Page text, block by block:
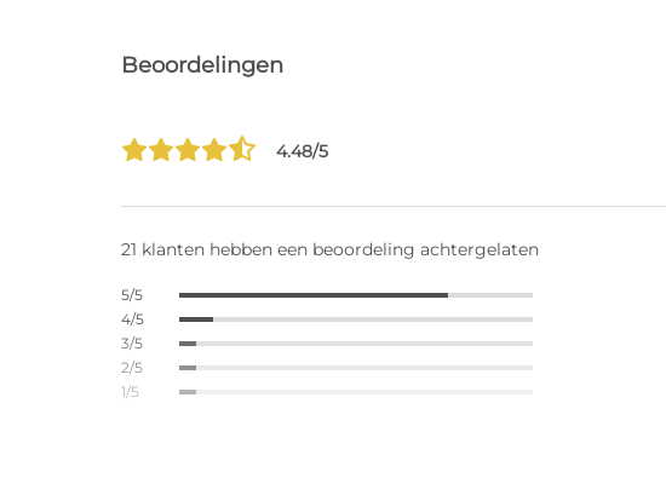
Beoordelingen
4.48/5
21 klanten hebben een beoordeling achtergelaten
5/5
4/5
3/5
2/5
1/5